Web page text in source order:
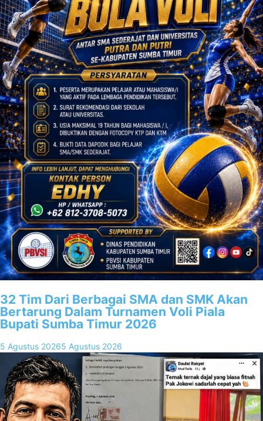
32 Tim Dari Berbagai SMA dan SMK Akan
Bertarung Dalam Turnamen Voli Piala
Bupati Sumba Timur 2026
5 Agustus 20265 Agustus 2026